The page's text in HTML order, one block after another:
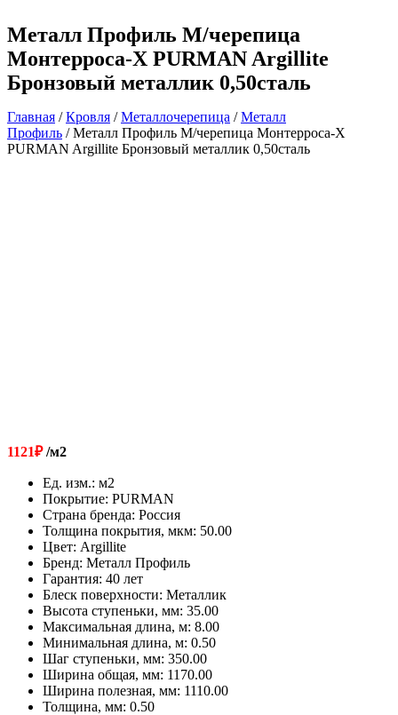
Металл Профиль М/черепица
Монтерроса-X PURMAN Argillite
Бронзовый металлик 0,50сталь
Главная /Кровля /Металлочерепица /Металл
Профиль / Металл Профиль М/черепица Монтерроса-X
PURMAN Argillite Бронзовый металлик 0,50сталь
1121₽/м2
Ед. изм.: м2
Покрытие: PURMAN
Страна бренда: Россия
Толщина покрытия, мкм: 50.00
Цвет: Argillite
Бренд: Металл Профиль
Гарантия: 40 лет
Блеск поверхности: Металлик
Высота ступеньки, мм: 35.00
Максимальная длина, м: 8.00
Минимальная длина, м: 0.50
Шаг ступеньки, мм: 350.00
Ширина общая, мм: 1170.00
Ширина полезная, мм: 1110.00
Толщина, мм: 0.50